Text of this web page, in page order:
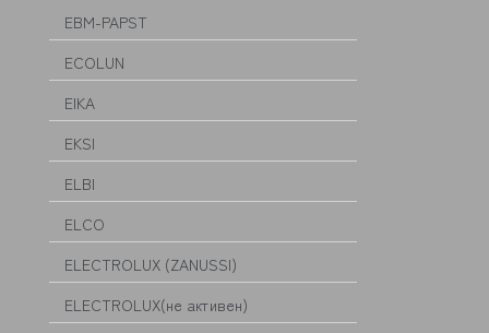
EBM-PAPST
ECOLUN
EIKA
EKSI
ELBI
ELCO
ELECTROLUX (ZANUSSI)
ELECTROLUX(не активен)